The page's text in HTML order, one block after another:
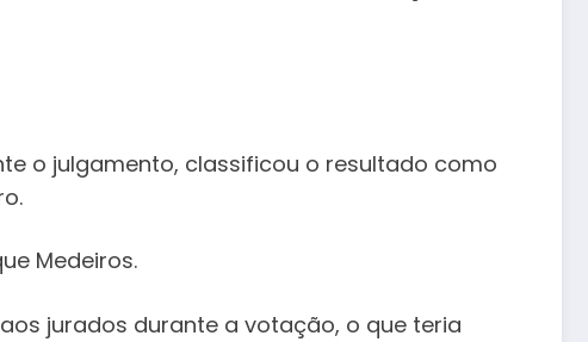
o julgamento, classificou o resultado como
Medeiros.
jurados durante a votação, o que teria